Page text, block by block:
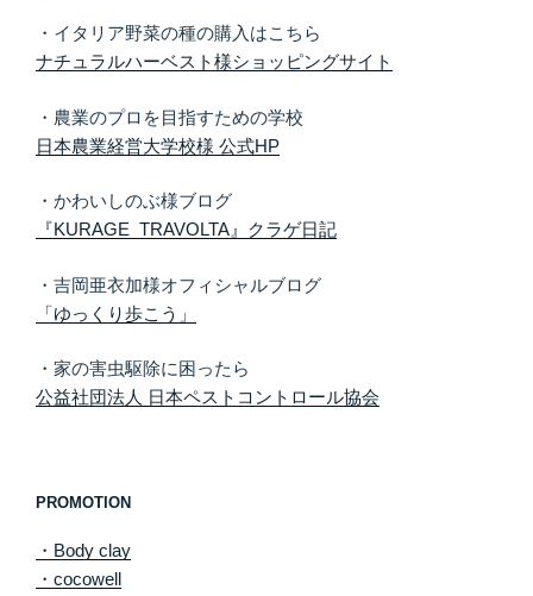
・イタリア野菜の種の購入はこちら
ナチュラルハーベスト様ショッピングサイト
・農業のプロを目指すための学校
日本農業経営大学校様 公式HP
・かわいしのぶ様ブログ
『KURAGE TRAVOLTA』クラゲ日記
・吉岡亜衣加様オフィシャルブログ
「ゆっくり歩こう」
・家の害虫駆除に困ったら
公益社団法人 日本ペストコントロール協会
PROMOTION
・Body clay
・cocowell